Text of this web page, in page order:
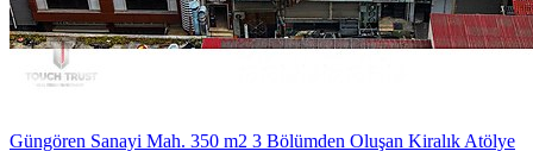
Güngören Sanayi Mah. 350 m2 3 Bölümden Oluşan Kiralık Atölye